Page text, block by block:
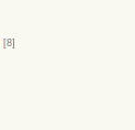
[8]